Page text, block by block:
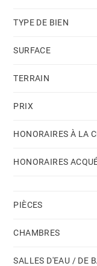
propose un séjour
TYPE DE BIEN
SURFACE
TERRAIN
PRIX
HONORAIRES À LA
HONORAIRES
PIÈCES
CHAMBRES
SALLES D'EAU / DE